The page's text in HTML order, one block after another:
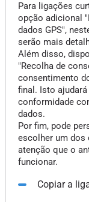
Para ligações
opção adicional
dados GPS",
serão mais
Além disso,
"Recolha de
consentimento
final. Isto
conformidade
dados.
Por fim, pode
escolher um dos
atenção que o
funcionar.
Copiar a